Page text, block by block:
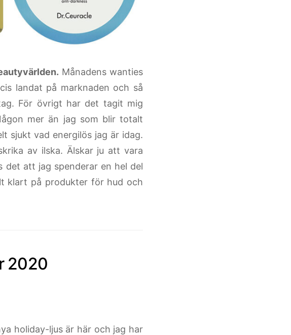
Månadens wanties
landat på marknaden och så
För övrigt har det tagit mig
mer än jag som blir totalt
sjukt vad energilös jag är idag.
av ilska. Älskar ju att vara
det att jag spenderar en hel del
klart på produkter för hud och
2020
holiday-ljus är här och jag har